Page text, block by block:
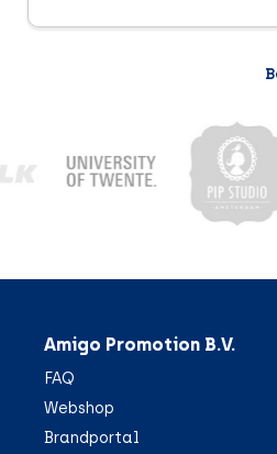
Amigo Promotion B.V.
FAQ
Webshop
Brandportal